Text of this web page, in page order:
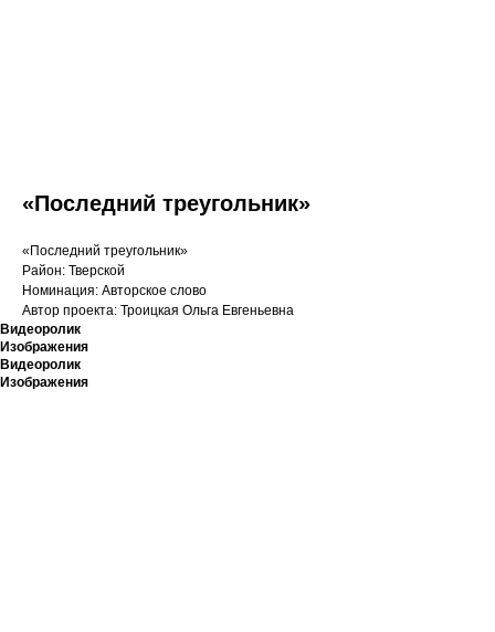
«Последний треугольник»
«Последний треугольник»
Район: Тверской
Номинация: Авторское слово
Автор проекта: Троицкая Ольга Евгеньевна
Видеоролик
Изображения
Видеоролик
Изображения